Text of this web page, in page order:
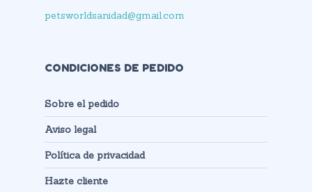
petsworldsanidad@gmail.com
CONDICIONES DE PEDIDO
Sobre el pedido
Aviso legal
Política de privacidad
Hazte cliente